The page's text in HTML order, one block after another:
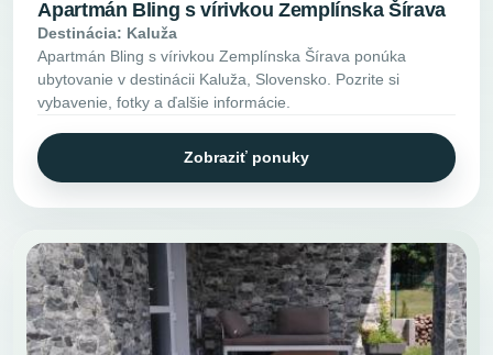
Apartmán Bling s vírivkou Zemplínska Šírava
Destinácia: Kaluža
Apartmán Bling s vírivkou Zemplínska Šírava ponúka
ubytovanie v destinácii Kaluža, Slovensko. Pozrite si
vybavenie, fotky a ďalšie informácie.
Zobraziť ponuky